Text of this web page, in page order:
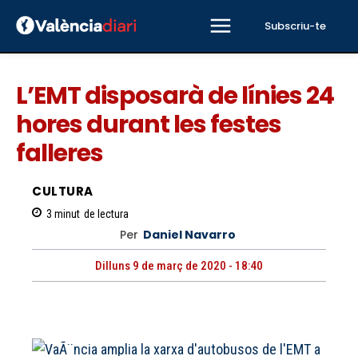
Subscriu-te
L’EMT disposarà de línies 24
hores durant les festes
falleres
CULTURA
3 minut de lectura
Per Daniel Navarro
Dilluns 9 de març de 2020 - 18:40